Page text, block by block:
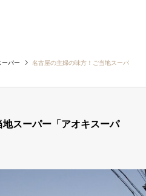
ーパー
名古屋の主婦の味方！ご当地スーパ
スーパー「アオキスーパ